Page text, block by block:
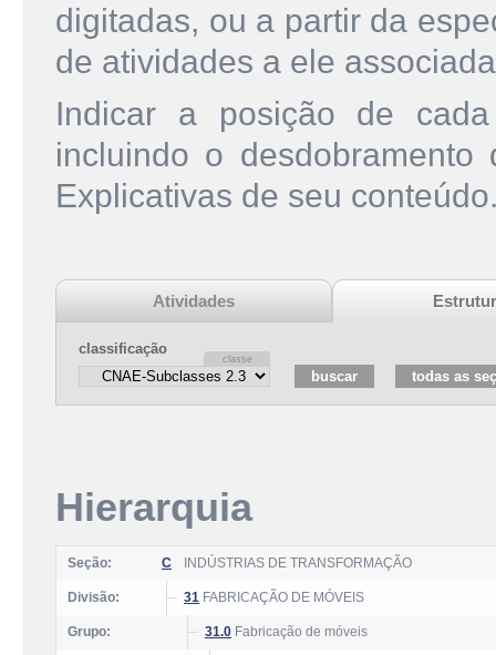
digitadas, ou a partir da
de atividades a ele
Indicar a posição de
incluindo o
Explicativas de seu
Atividades
classificação
Hierarquia
Seção: C INDÚSTRIAS DE TRANSFORMAÇÃO
Divisão: 31 FABRICAÇÃO DE MÓVEIS
Grupo: 31.0 Fabricação de móveis